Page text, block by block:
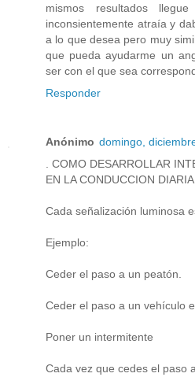
mismos resultados
inconsientemente atraía y
a lo que desea pero muy
que pueda ayudarme un
ser con el que sea
Responder
Anónimo domingo,
. COMO DESARROLLAR
EN LA CONDUCCION DIARIA
Cada señalización luminosa
Ejemplo:
Ceder el paso a un peatón.
Ceder el paso a un vehículo
Poner un intermitente
Cada vez que cedes el paso